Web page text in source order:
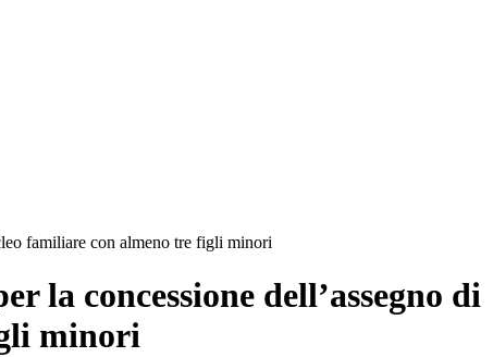
familiare con almeno tre figli minori
la concessione dell’assegno di
minori